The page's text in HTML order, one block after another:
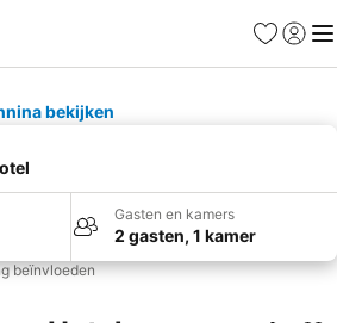
Favorieten
bekijken
Gasten en kamers
2 gasten, 1 kamer
beïnvloeden